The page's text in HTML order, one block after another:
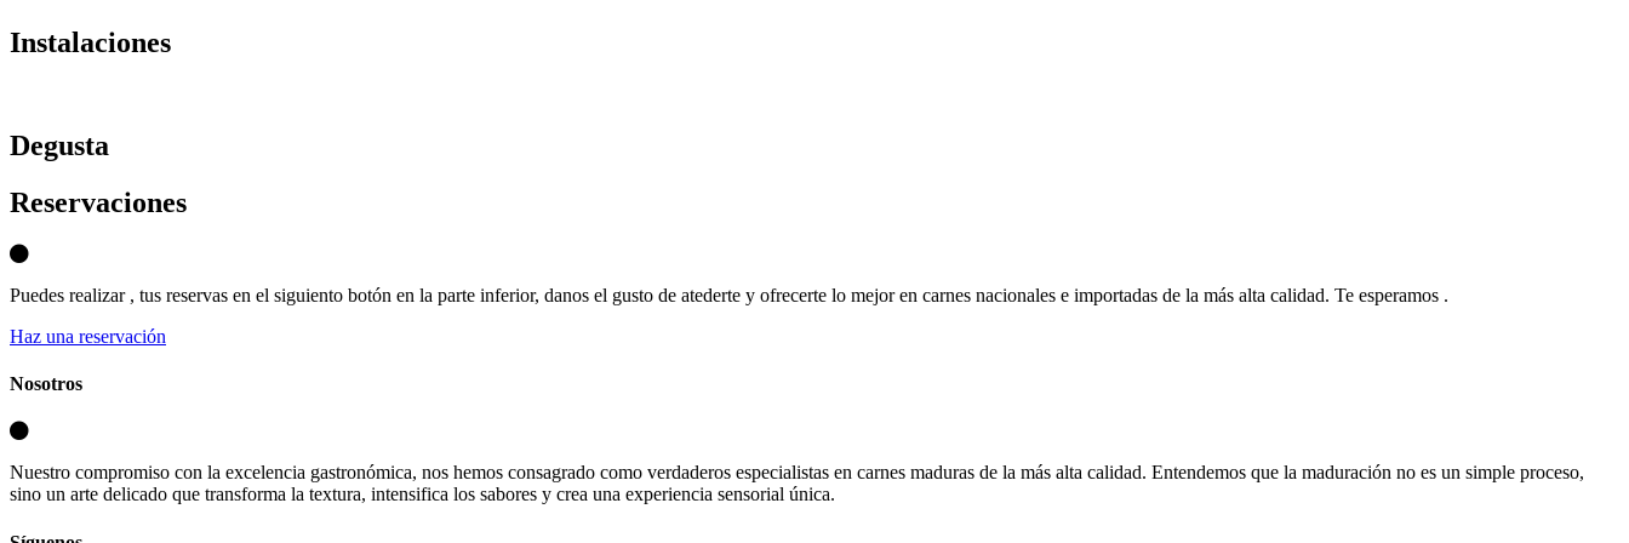
Instalaciones
Degusta
Reservaciones
Puedes realizar , tus reservas en el siguiento botón en la parte inferior, danos el gusto de atederte y ofrecerte lo mejor en carnes nacionales e importadas de la más alta calidad. Te esperamos .
Haz una reservación
Nosotros
Nuestro compromiso con la excelencia gastronómica, nos hemos consagrado como verdaderos especialistas en carnes maduras de la más alta calidad. Entendemos que la maduración no es un simple proceso,
sino un arte delicado que transforma la textura, intensifica los sabores y crea una experiencia sensorial única.